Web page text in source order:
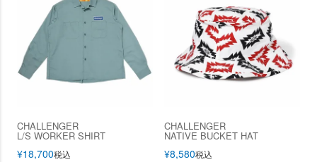
CHALLENGER
L/S WORKER SHIRT
¥18,700税込
CHALLENGER
NATIVE BUCKET HAT
¥8,580税込